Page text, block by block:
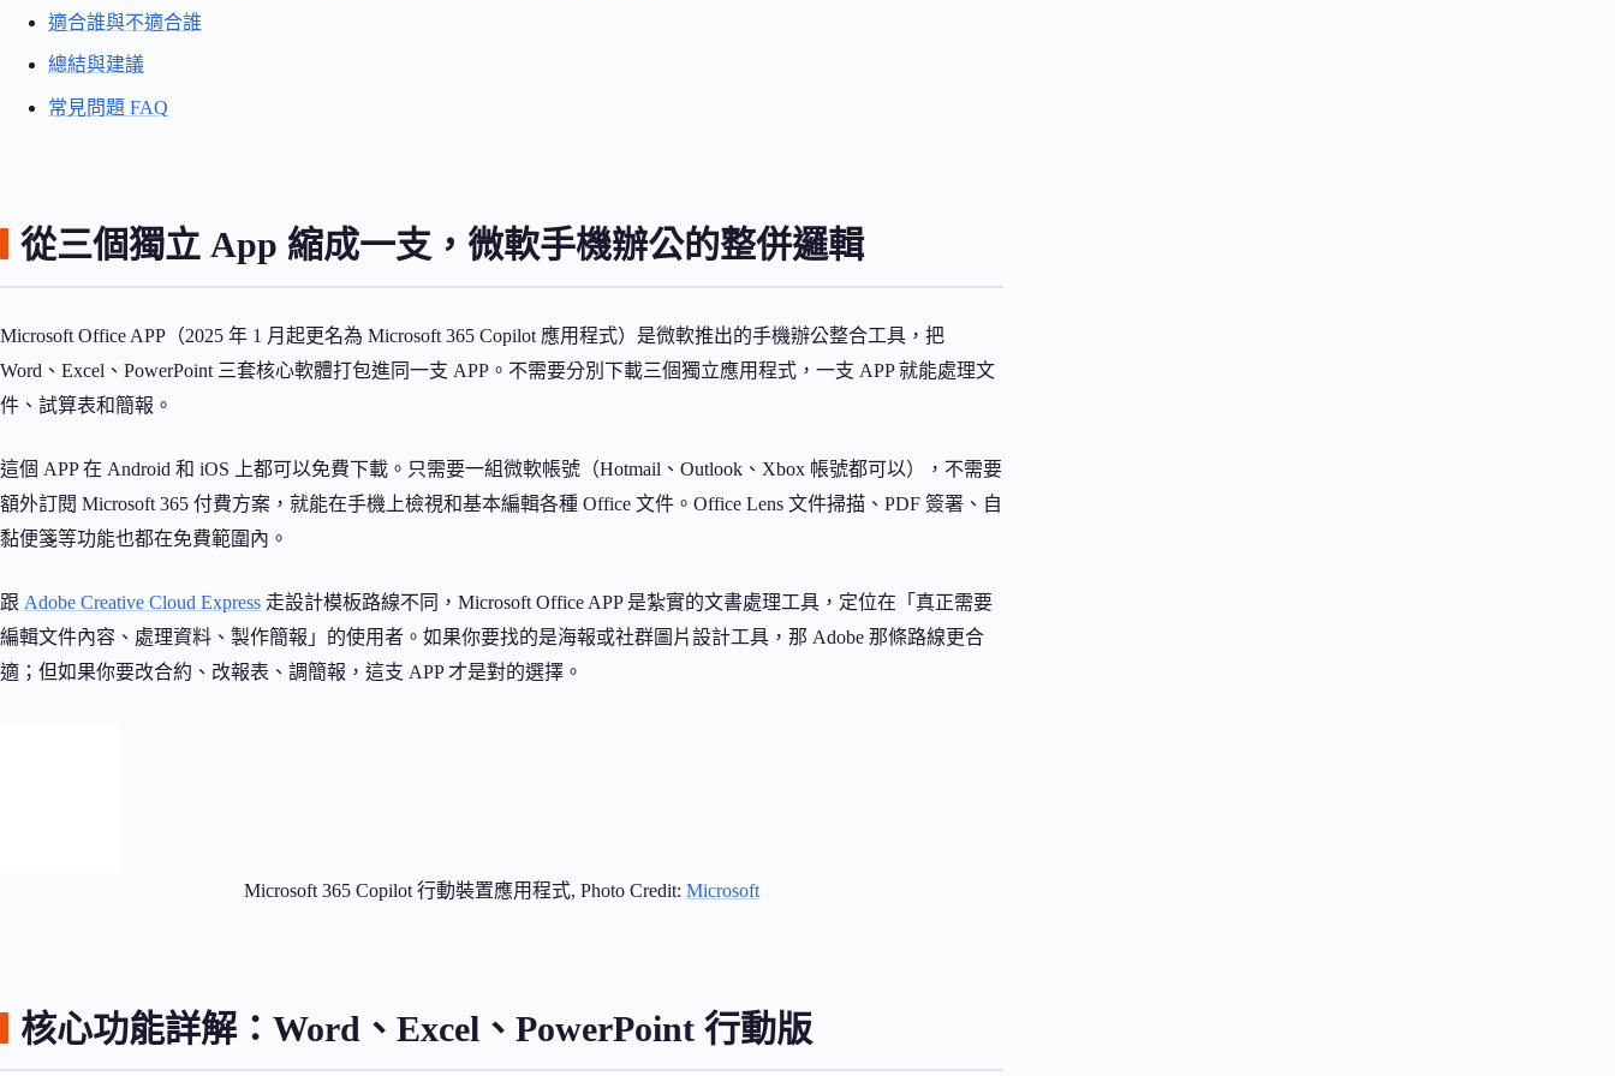
適合誰與不適合誰
總結與建議
常見問題 FAQ
從三個獨立 App 縮成一支，微軟手機辦公的整併邏輯
Microsoft Office APP（2025 年 1 月起更名為 Microsoft 365 Copilot 應用程式）是微軟推出的手機辦公整合工具，把
Word、Excel、PowerPoint 三套核心軟體打包進同一支 APP。不需要分別下載三個獨立應用程式，一支 APP 就能處理文
件、試算表和簡報。
這個 APP 在 Android 和 iOS 上都可以免費下載。只需要一組微軟帳號（Hotmail、Outlook、Xbox 帳號都可以），不需要
額外訂閱 Microsoft 365 付費方案，就能在手機上檢視和基本編輯各種 Office 文件。Office Lens 文件掃描、PDF 簽署、自
黏便箋等功能也都在免費範圍內。
跟 Adobe Creative Cloud Express 走設計模板路線不同，Microsoft Office APP 是紮實的文書處理工具，定位在「真正需要
編輯文件內容、處理資料、製作簡報」的使用者。如果你要找的是海報或社群圖片設計工具，那 Adobe 那條路線更合
適；但如果你要改合約、改報表、調簡報，這支 APP 才是對的選擇。
Microsoft 365 Copilot 行動裝置應用程式, Photo Credit: Microsoft
核心功能詳解：Word、Excel、PowerPoint 行動版